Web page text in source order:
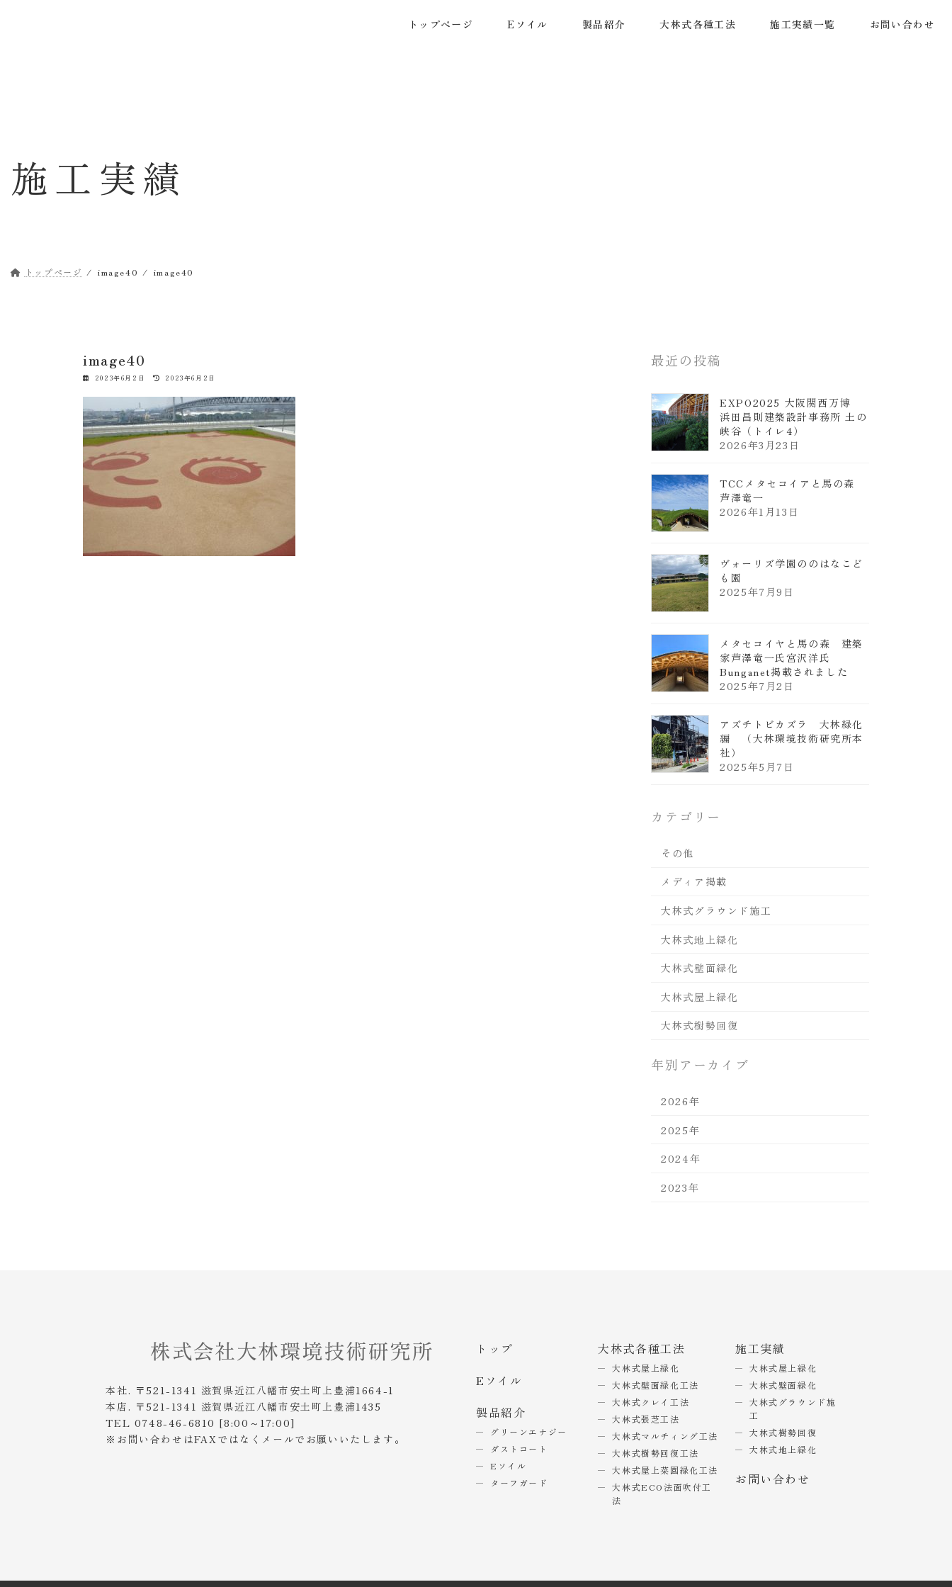
トップページ Eソイル 製品紹介 大林式各種工法 施工実績一覧 お問い合わせ
施工実績
トップページ image40 image40
image40
2023年6月2日
最
更
新
日
時
:
2023年6月2日
最近の投稿
EXPO2025 大阪関西万博
浜田昌則建築設計事務所 土の
峡谷（トイレ4）
2026年3月23日
TCCメタセコイアと馬の森
芦澤竜一
2026年1月13日
ヴォーリズ学園ののはなこど
も園
2025年7月9日
メタセコイヤと馬の森 建築
家芦澤竜一氏宮沢洋氏
Bunganet掲載されました
2025年7月2日
アズチトビカズラ 大林緑化
編 （大林環境技術研究所本
社）
2025年5月7日
カテゴリー
その他
メディア掲載
大林式グラウンド施工
大林式地上緑化
大林式壁面緑化
大林式屋上緑化
大林式樹勢回復
年別アーカイブ
2026年
2025年
2024年
2023年
本社. 〒521-1341 滋賀県近江八幡市安土町上豊浦1664-1
本店. 〒521-1341 滋賀県近江八幡市安土町上豊浦1435
TEL 0748-46-6810 [8:00～17:00]
※お問い合わせはFAXではなくメールでお願いいたします。
トップ
Eソイル
製品紹介
グリーンエナジー
ダストコート
Eソイル
ターフガード
大林式各種工法
大林式屋上緑化
大林式壁面緑化工法
大林式クレイ工法
大林式張芝工法
大林式マルチィング工法
大林式樹勢回復工法
大林式屋上菜園緑化工法
大林式ECO法面吹付工
法
施工実績
大林式屋上緑化
大林式壁面緑化
大林式グラウンド施
工
大林式樹勢回復
大林式地上緑化
お問い合わせ